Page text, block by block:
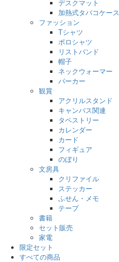
デスクマット
加熱式タバコケース
ファッション
Tシャツ
ポロシャツ
リストバンド
帽子
ネックウォーマー
パーカー
観賞
アクリルスタンド
キャンバス関連
タペストリー
カレンダー
カード
フィギュア
のぼり
文房具
クリファイル
ステッカー
ふせん・メモ
テープ
書籍
セット販売
家電
限定セット
すべての商品